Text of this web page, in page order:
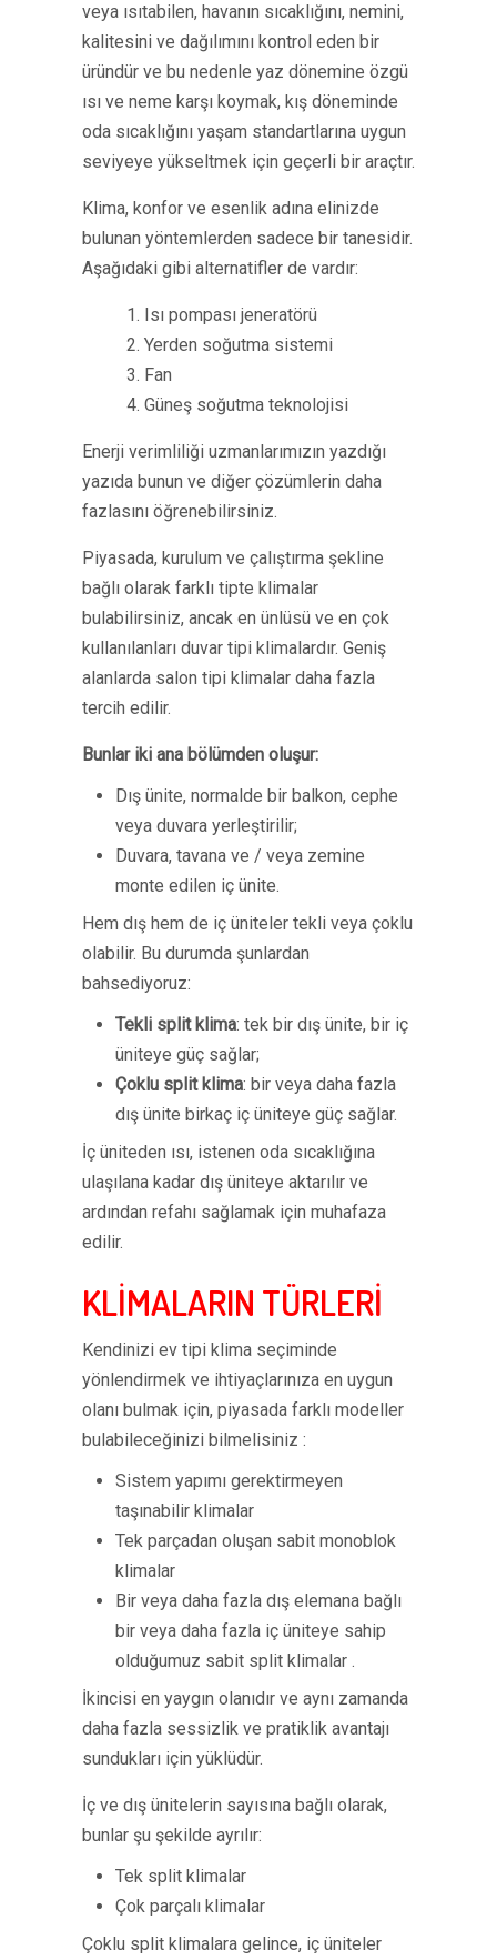
veya ısıtabilen, havanın sıcaklığını, nemini,
kalitesini ve dağılımını kontrol eden bir
üründür ve bu nedenle yaz dönemine özgü
ısı ve neme karşı koymak, kış döneminde
oda sıcaklığını yaşam standartlarına uygun
seviyeye yükseltmek için geçerli bir araçtır.
Klima, konfor ve esenlik adına elinizde
bulunan yöntemlerden sadece bir tanesidir.
Aşağıdaki gibi alternatifler de vardır:
1. Isı pompası jeneratörü
2. Yerden soğutma sistemi
3. Fan
4. Güneş soğutma teknolojisi
Enerji verimliliği uzmanlarımızın yazdığı
yazıda bunun ve diğer çözümlerin daha
fazlasını öğrenebilirsiniz.
Piyasada, kurulum ve çalıştırma şekline
bağlı olarak farklı tipte klimalar
bulabilirsiniz, ancak en ünlüsü ve en çok
kullanılanları duvar tipi klimalardır. Geniş
alanlarda salon tipi klimalar daha fazla
tercih edilir.
Bunlar iki ana bölümden oluşur:
Dış ünite, normalde bir balkon, cephe
veya duvara yerleştirilir;
Duvara, tavana ve / veya zemine
monte edilen iç ünite.
Hem dış hem de iç üniteler tekli veya çoklu
olabilir. Bu durumda şunlardan
bahsediyoruz:
Tekli split klima: tek bir dış ünite, bir iç
üniteye güç sağlar;
Çoklu split klima: bir veya daha fazla
dış ünite birkaç iç üniteye güç sağlar.
İç üniteden ısı, istenen oda sıcaklığına
ulaşılana kadar dış üniteye aktarılır ve
ardından refahı sağlamak için muhafaza
edilir.
KLİMALARIN TÜRLERİ
Kendinizi ev tipi klima seçiminde
yönlendirmek ve ihtiyaçlarınıza en uygun
olanı bulmak için, piyasada farklı modeller
bulabileceğinizi bilmelisiniz :
Sistem yapımı gerektirmeyen
taşınabilir klimalar
Tek parçadan oluşan sabit monoblok
klimalar
Bir veya daha fazla dış elemana bağlı
bir veya daha fazla iç üniteye sahip
olduğumuz sabit split klimalar .
İkincisi en yaygın olanıdır ve aynı zamanda
daha fazla sessizlik ve pratiklik avantajı
sundukları için yüklüdür.
İç ve dış ünitelerin sayısına bağlı olarak,
bunlar şu şekilde ayrılır:
Tek split klimalar
Çok parçalı klimalar
Çoklu split klimalara gelince, iç üniteler